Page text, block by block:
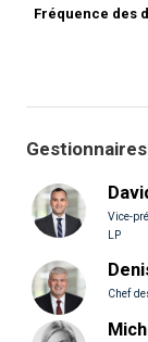
Fréquence des
Vice-
LP
Chef